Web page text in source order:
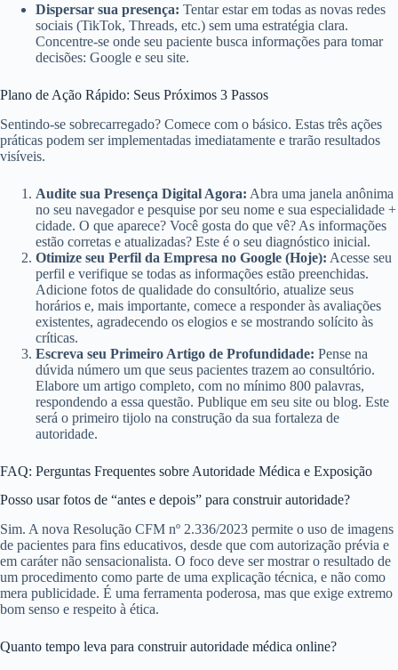
Dispersar sua presença: Tentar estar em todas as novas redes
sociais (TikTok, Threads, etc.) sem uma estratégia clara.
Concentre-se onde seu paciente busca informações para tomar
decisões: Google e seu site.
Plano de Ação Rápido: Seus Próximos 3 Passos
Sentindo-se sobrecarregado? Comece com o básico. Estas três ações
práticas podem ser implementadas imediatamente e trarão resultados
visíveis.
Audite sua Presença Digital Agora: Abra uma janela anônima
no seu navegador e pesquise por seu nome e sua especialidade +
cidade. O que aparece? Você gosta do que vê? As informações
estão corretas e atualizadas? Este é o seu diagnóstico inicial.
Otimize seu Perfil da Empresa no Google (Hoje): Acesse seu
perfil e verifique se todas as informações estão preenchidas.
Adicione fotos de qualidade do consultório, atualize seus
horários e, mais importante, comece a responder às avaliações
existentes, agradecendo os elogios e se mostrando solícito às
críticas.
Escreva seu Primeiro Artigo de Profundidade: Pense na
dúvida número um que seus pacientes trazem ao consultório.
Elabore um artigo completo, com no mínimo 800 palavras,
respondendo a essa questão. Publique em seu site ou blog. Este
será o primeiro tijolo na construção da sua fortaleza de
autoridade.
FAQ: Perguntas Frequentes sobre Autoridade Médica e Exposição
Posso usar fotos de “antes e depois” para construir autoridade?
Sim. A nova Resolução CFM nº 2.336/2023 permite o uso de imagens
de pacientes para fins educativos, desde que com autorização prévia e
em caráter não sensacionalista. O foco deve ser mostrar o resultado de
um procedimento como parte de uma explicação técnica, e não como
mera publicidade. É uma ferramenta poderosa, mas que exige extremo
bom senso e respeito à ética.
Quanto tempo leva para construir autoridade médica online?